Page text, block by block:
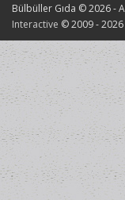
Bülbüller Gıda © 2026 -
Interactive © 2009 - 2026